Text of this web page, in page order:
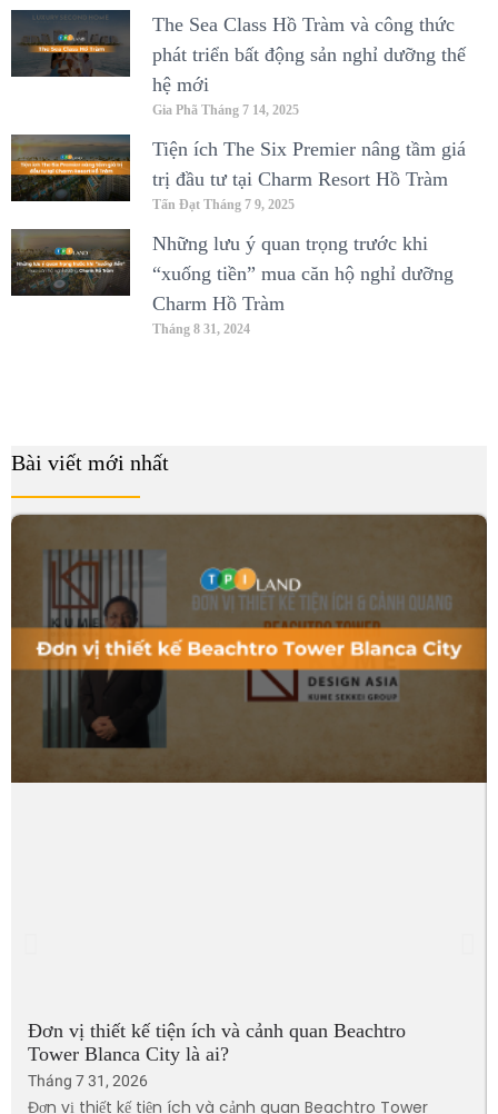
The Sea Class Hồ Tràm và công thức
phát triển bất động sản nghỉ dưỡng thế
hệ mới
Gia Phã Tháng 7 14, 2025
Tiện ích The Six Premier nâng tầm giá
trị đầu tư tại Charm Resort Hồ Tràm
Tấn Đạt Tháng 7 9, 2025
Những lưu ý quan trọng trước khi
“xuống tiền” mua căn hộ nghỉ dưỡng
Charm Hồ Tràm
Tháng 8 31, 2024
Bài viết mới nhất
Đơn vị thiết kế tiện ích và cảnh quan Beachtro
Tower Blanca City là ai?
Tháng 7 31, 2026
Đơn vị thiết kế tiện ích và cảnh quan Beachtro Tower